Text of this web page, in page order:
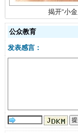
公众教育
发表感言：